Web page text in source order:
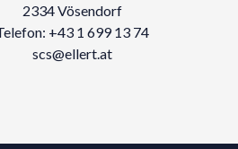
2334 Vösendorf
+43 1 699 13 74
scs@ellert.at